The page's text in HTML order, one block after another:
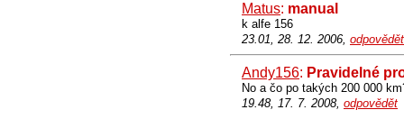
Matus: manual
k alfe 156
23.01, 28. 12. 2006, odpovědět
Andy156: Pravidelné
No a čo po takých 200 000
19.48, 17. 7. 2008, odpovědět